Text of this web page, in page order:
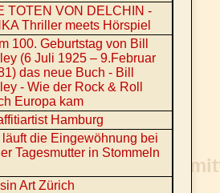
TOTEN VON DELCHIN -
Thriller meets Hörspiel
100. Geburtstag von Bill
(6 Juli 1925 – 9.Februar
das neue Buch - Bill
- Wie der Rock & Roll
Europa kam
Hamburg
läuft die Eingewöhnung bei
Tagesmutter in Stommeln
Art Zürich